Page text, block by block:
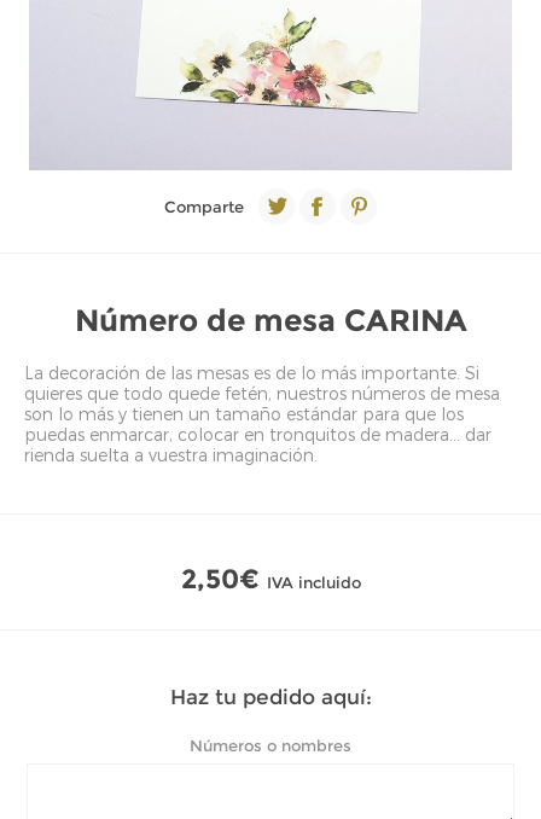
Comparte
Número de mesa CARINA
La decoración de las mesas es de lo más importante. Si
quieres que todo quede fetén, nuestros números de mesa
son lo más y tienen un tamaño estándar para que los
puedas enmarcar, colocar en tronquitos de madera... dar
rienda suelta a vuestra imaginación.
2,50€ IVA incluido
Haz tu pedido aquí:
Números o nombres